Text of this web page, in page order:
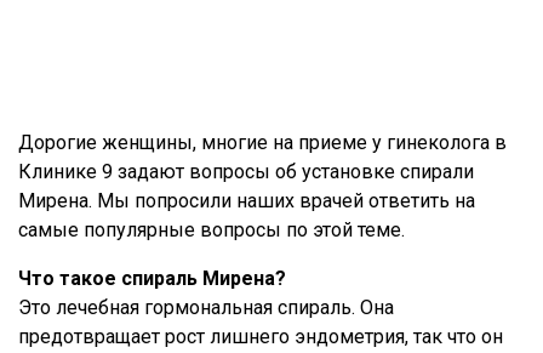
Дорогие женщины, многие на приеме у гинеколога в
Клинике 9 задают вопросы об установке спирали
Мирена. Мы попросили наших врачей ответить на
самые популярные вопросы по этой теме.
Что такое спираль Мирена?
Это лечебная гормональная спираль. Она
предотвращает рост лишнего эндометрия, так что он